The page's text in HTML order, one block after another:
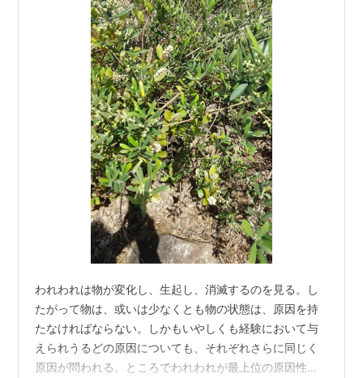
カント全集〈5〉純粋理性批判 中
カント全集〈6〉純粋理性批判(下)・プロレゴーメナ
われわれは物が変化し、生起し、消滅するのを見る。し
たがって物は、或いは少なくとも物の状態は、原因を持
たなければならない。しかもいやしくも経験において与
えられうるどの原因についても、それぞれさらに同じく
原因が問われる。ところでわれわれが最上位の原因性を